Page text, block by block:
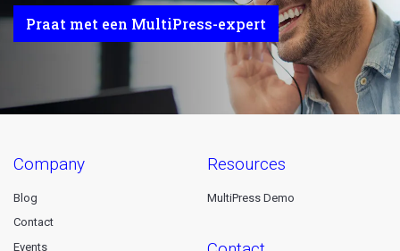
Praat met een MultiPress-expert
company
Blog
Contact
Events
resources
MultiPress Demo